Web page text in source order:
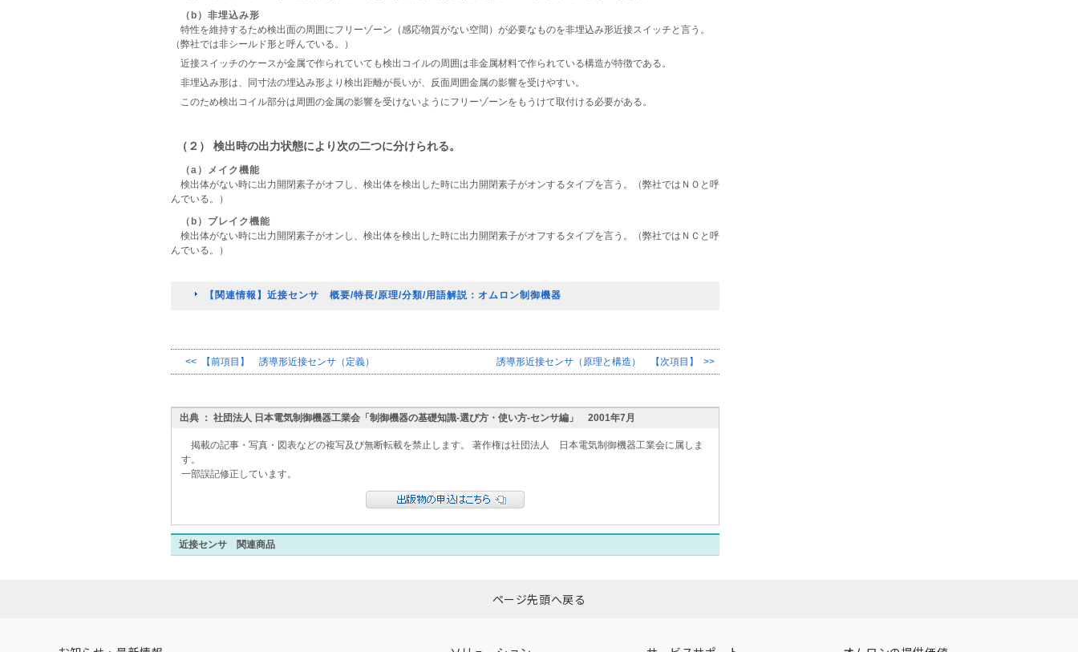
（b）非埋込み形
特性を維持するため検出面の周囲にフリーゾーン（感応物質がない空間）が必要なものを非埋込み形近接スイッチと言う。
（弊社では非シールド形と呼んでいる。）
近接スイッチのケースが金属で作られていても検出コイルの周囲は非金属材料で作られている構造が特徴である。
非埋込み形は、同寸法の埋込み形より検出距離が長いが、反面周囲金属の影響を受けやすい。
このため検出コイル部分は周囲の金属の影響を受けないようにフリーゾーンをもうけて取付ける必要がある。
（２） 検出時の出力状態により次の二つに分けられる。
（a）メイク機能
検出体がない時に出力開閉素子がオフし、検出体を検出した時に出力開閉素子がオンするタイプを言う。（弊社ではＮＯと呼
んでいる。）
（b）ブレイク機能
検出体がない時に出力開閉素子がオンし、検出体を検出した時に出力開閉素子がオフするタイプを言う。（弊社ではＮＣと呼
んでいる。）
【関連情報】近接センサ 概要/特長/原理/分類/用語解説：オムロン制御機器
<< 【前項目】 誘導形近接センサ（定義） 誘導形近接センサ（原理と構造） 【次項目】 >>
出典 ： 社団法人 日本電気制御機器工業会「制御機器の基礎知識-選び方・使い方-センサ編」 2001年7月
掲載の記事・写真・図表などの複写及び無断転載を禁止します。 著作権は社団法人 日本電気制御機器工業会に属しま
す。
一部誤記修正しています。
近接センサ 関連商品
ページ先頭へ戻る